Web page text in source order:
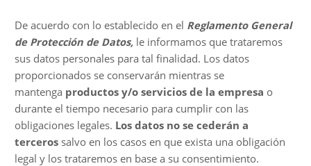
De acuerdo con lo establecido en el Reglamento General
de Protección de Datos,le informamos que trataremos
sus datos personales para tal finalidad. Los datos
proporcionados se conservarán mientras se
mantenga productos y/o servicios de la empresa o
durante el tiempo necesario para cumplir con las
obligaciones legales. Los datos no se cederán a
terceros salvo en los casos en que exista una obligación
legal y los trataremos en base a su consentimiento.